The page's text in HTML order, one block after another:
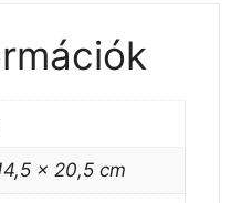
× 20,5 cm